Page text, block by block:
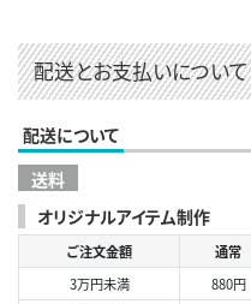
配送とお支払いについて
配送について
送料
オリジナルアイテム制作
ご注文金額 通常
3万円未満
880円